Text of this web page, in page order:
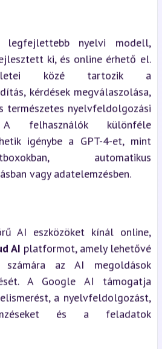
nyelvi modell,
ki, és online érhető el.
közé tartozik a
kérdések megválaszolása,
természetes nyelvfeldolgozási
felhasználók különféle
igénybe a GPT-4-et, mint
automatikus
vagy adatelemzésben.
AI eszközöket kínál online,
AI platformot, amely lehetővé
az AI megoldások
A Google AI támogatja
a nyelvfeldolgozást,
és a feladatok